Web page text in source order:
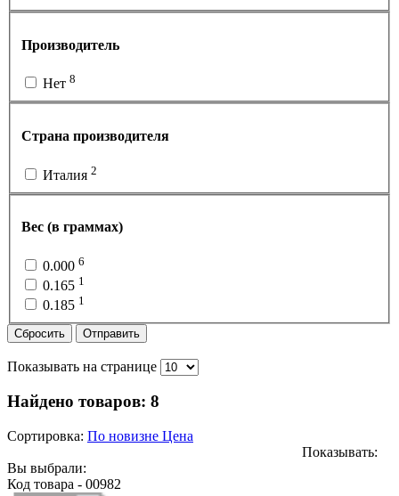
Производитель
Нет 8
Страна производителя
Италия 2
Вес (в граммах)
0.000 6
0.165 1
0.185 1
Сбросить Отправить
Показывать на странице
Найдено товаров: 8
Сортировка: По новизне Цена
Показывать:
Вы выбрали:
Код товара - 00982